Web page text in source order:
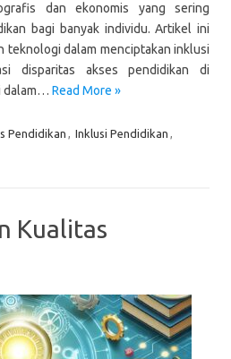
dan ekonomis yang sering
bagi banyak individu. Artikel ini
teknologi dalam menciptakan inklusi
disparitas akses pendidikan di
dalam… Read More »
Pendidikan , Inklusi Pendidikan ,
Kualitas